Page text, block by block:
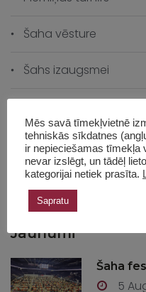
Šaha vēsture
Šahs izaugsmei
Skolas vēsture
Treneru seminārs
Jaunumi
Šaha
5
Mēs savā tīmekļvietnē
tehniskās sīkdatnes
ir nepieciešamas tīmekļa
nevar izslēgt, un tādēļ
kategorijai netiek prasīta.
Sapratu